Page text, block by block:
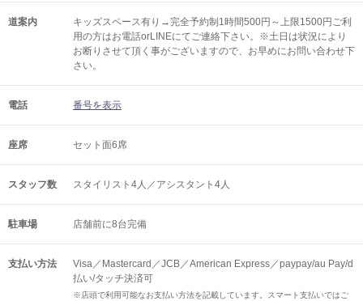
道案内
キッズスペース有り→完全予約制1時間500円～上限1500円ご利
用の方はお電話orLINEにてご連絡下さい。※土日は状況により
お断りさせて頂く事がございますので、お早めにお問い合わせ下
さい。
電話 番号を表示
座席 セット面6席
スタッフ数 スタイリスト4人／アシスタント4人
駐車場 店舗前に8台完備
支払い方法
Visa／Mastercard／JCB／American Express／paypay/au Pay/d
払い/タッチ決済可
※店頭で利用可能なお支払い方法を記載しています。スマート支払いではご